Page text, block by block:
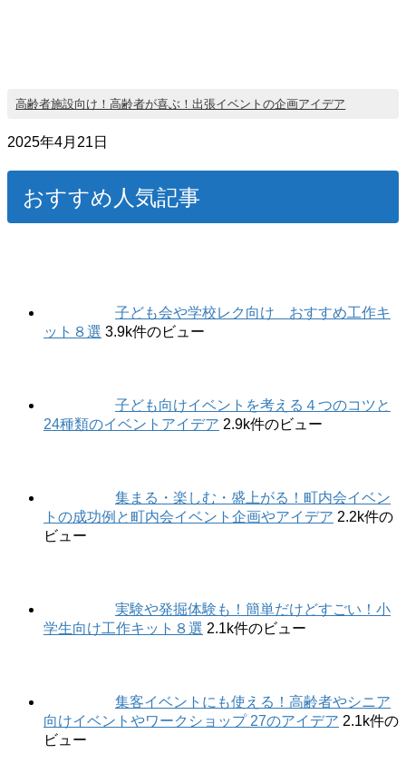
高齢者施設向け！高齢者が喜ぶ！出張イベントの企画アイデア
2025年4月21日
おすすめ人気記事
子ども会や学校レク向け おすすめ工作キ
ット８選 3.9k件のビュー
子ども向けイベントを考える４つのコツと
24種類のイベントアイデア 2.9k件のビュー
集まる・楽しむ・盛上がる！町内会イベン
トの成功例と町内会イベント企画やアイデア 2.2k件の
ビュー
実験や発掘体験も！簡単だけどすごい！小
学生向け工作キット８選 2.1k件のビュー
集客イベントにも使える！高齢者やシニア
向けイベントやワークショップ 27のアイデア 2.1k件の
ビュー